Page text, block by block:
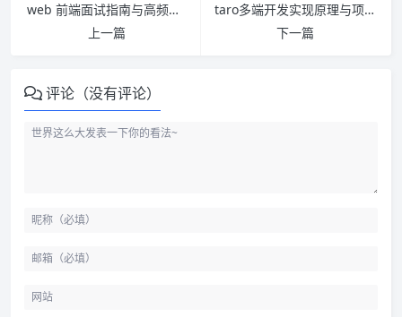
web 前端面试指南与高频考题解析 PDF下载
上一篇
taro多端开发实现原理与项目实战 PDF下载
下一篇
评论（没有评论）